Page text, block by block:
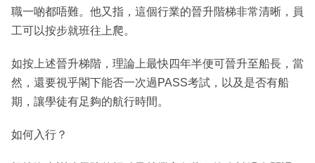
職一啲都唔難。他又指，這個行業的晉升階梯非常清晰，員
工可以按步就班往上爬。
如按上述晉升梯階，理論上最快四年半便可晉升至船長，當
然，還要視乎閣下能否一次過PASS考試，以及是否有船
期，讓學徒有足夠的航行時間。
如何入行？